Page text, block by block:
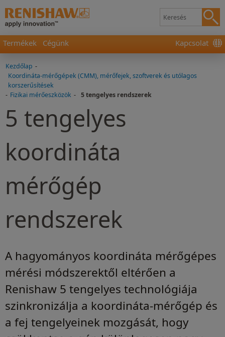
Termékek Cégünk Kapcsolat
Kezdőlap -
Koordináta-mérőgépek (CMM), mérőfejek, szoftverek és utólagos
korszerűsítések
- Fizikai mérőeszközök - 5 tengelyes rendszerek
5 tengelyes
koordináta
mérőgép
rendszerek
A hagyományos koordináta mérőgépes
mérési módszerektől eltérően a
Renishaw 5 tengelyes technológiája
szinkronizálja a koordináta-mérőgép és
a fej tengelyeinek mozgását, hogy